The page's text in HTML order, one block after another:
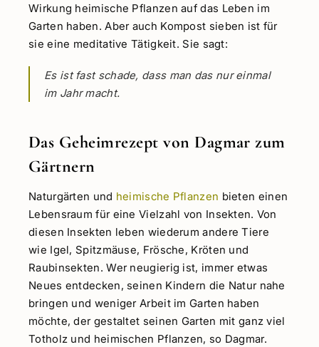
Wirkung heimische Pflanzen auf das Leben im
Garten haben. Aber auch Kompost sieben ist für
sie eine meditative Tätigkeit. Sie sagt:
Es ist fast schade, dass man das nur einmal
im Jahr macht.
Das Geheimrezept von Dagmar zum
Gärtnern
Naturgärten und heimische Pflanzen bieten einen
Lebensraum für eine Vielzahl von Insekten. Von
diesen Insekten leben wiederum andere Tiere
wie Igel, Spitzmäuse, Frösche, Kröten und
Raubinsekten. Wer neugierig ist, immer etwas
Neues entdecken, seinen Kindern die Natur nahe
bringen und weniger Arbeit im Garten haben
möchte, der gestaltet seinen Garten mit ganz viel
Totholz und heimischen Pflanzen, so Dagmar.